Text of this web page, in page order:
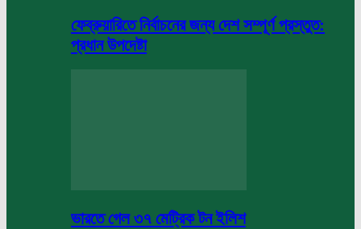
ফেব্রুয়ারিতে নির্বাচনের জন্য দেশ সম্পূর্ণ প্রস্তুত:
প্রধান উপদেষ্টা
ভারতে গেল ৩৭ মেট্রিক টন ইলিশ